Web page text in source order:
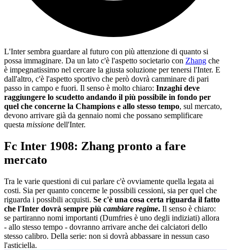
L'Inter sembra guardare al futuro con più attenzione di quanto si
possa immaginare. Da un lato c'è l'aspetto societario con Zhang che
è impegnatissimo nel cercare la giusta soluzione per tenersi l'Inter. E
dall'altro, c'è l'aspetto sportivo che però dovrà camminare di pari
passo in campo e fuori. Il senso è molto chiaro: Inzaghi deve
raggiungere lo scudetto andando il più possibile in fondo per
quel che concerne la Champions e allo stesso tempo, sul mercato,
devono arrivare già da gennaio nomi che possano semplificare
questa missione dell'Inter.
Fc Inter 1908: Zhang pronto a fare
mercato
Tra le varie questioni di cui parlare c'è ovviamente quella legata ai
costi. Sia per quanto concerne le possibili cessioni, sia per quel che
riguarda i possibili acquisti. Se c'è una cosa certa riguarda il fatto
che l'Inter dovrà sempre più cambiare regime. Il senso è chiaro:
se partiranno nomi importanti (Dumfries è uno degli indiziati) allora
- allo stesso tempo - dovranno arrivare anche dei calciatori dello
stesso calibro. Della serie: non si dovrà abbassare in nessun caso
l'asticiella.